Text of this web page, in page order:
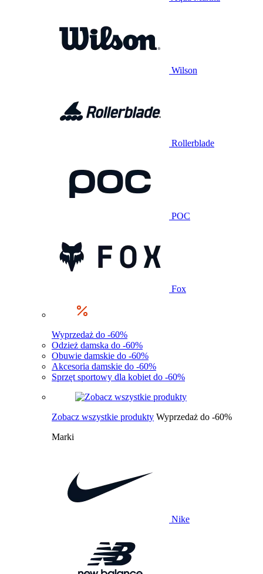
Wilson
Rollerblade
POC
Fox
Wyprzedaż do -60%
Odzież damska do -60%
Obuwie damskie do -60%
Akcesoria damskie do -60%
Sprzęt sportowy dla kobiet do -60%
Zobacz wszystkie produkty Wyprzedaż do -60%
Marki
Nike